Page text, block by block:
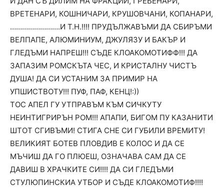
ВРЕТЕНАРИ, КОШНИЧАРИ, КРУШОВЧАНИ, КОПАНАРИ,
…………………….И Т.Н.!!!! ПРУДЪЛЖАВЪМИ ДА СБИРЪМИ
ВЕЛПАПЕ, АЛЮМИНИУМ, ДЖУЛЯЗУ И БАКЪР И
ГЛЕДЪМИ НАПРЕШ!!! СЪДЕ КЛОАКОМОТИФФ!!! ДА
ЗАПАЗИМ РОМСКЪТА ЧЕС, И КРИСТАЛНУ ЧИСТЪ
ДУША! ДА СИ УСТАНИМ ЗА ПРИМИР НА
УПШИСТВОТУ!!! ПУФ, ПАФ, КЕНЦ!:))
ТОС АПЕЛ ГУ УТПРАВЪМ КЪМ СИЧКУТУ
НЕИНТИГРИРЪН РОМ!!! АПАПИ, БИГОМ ПУ КАЗАНИТИ
ШТОТ СГИВЪМИ! СТИГА СНЕ СИ ГУБИЛИ ВРЕМИТУ!
ВЕЛИКИЯТ БОТЕВ ПЛОВДИВ Е КОЛОС И ДА СЕ
МЪЧИШ ДА ГО ПЛЮЕШ, ОЗНАЧАВА САМ ДА СЕ
ДАВИШ В ХРАЧКИТЕ СИ!!!! ДА СИ ГЛЕДЪМИ
СТУЛЮПИНСКИА УТБОР И СЪДЕ КЛОАКОМОТИФ!!!!